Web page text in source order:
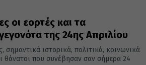
οι εορτές και τα
της 24ης Απριλίου
σημαντικά ιστορικά, πολιτικά, κοινωνικά
θάνατοι που συνέβησαν σαν σήμερα 24